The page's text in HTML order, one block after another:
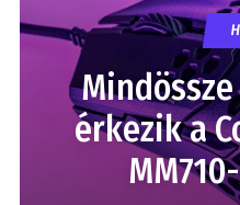
érkezik a